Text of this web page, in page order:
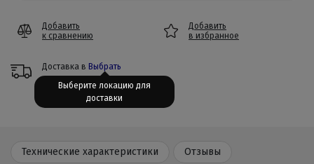
Добавить
к сравнению
Добавить
в избранное
Доставка в Выбрать
Технические характеристики Отзывы
Выберите локацию для
доставки